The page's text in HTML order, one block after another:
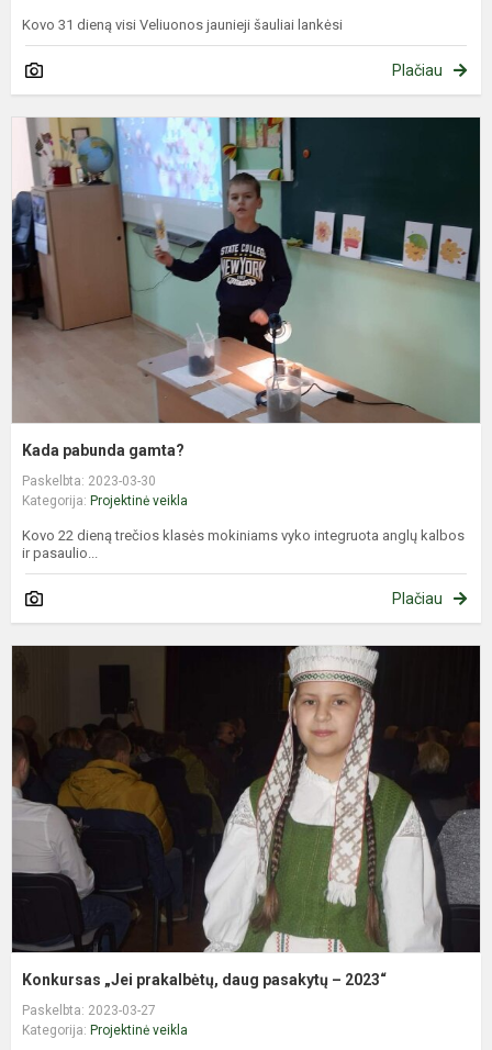
Kovo 31 dieną visi Veliuonos jaunieji šauliai lankėsi
Plačiau
Kada pabunda gamta?
Paskelbta: 2023-03-30
Kategorija: Projektinė veikla
Kovo 22 dieną trečios klasės mokiniams vyko integruota anglų kalbos
ir pasaulio...
Plačiau
Konkursas „Jei prakalbėtų, daug pasakytų – 2023“
Paskelbta: 2023-03-27
Kategorija: Projektinė veikla